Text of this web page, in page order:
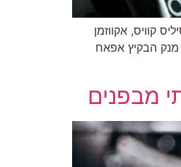
קוויס, אקווזמן
מנק הבקיץ אפאח
מבפנים